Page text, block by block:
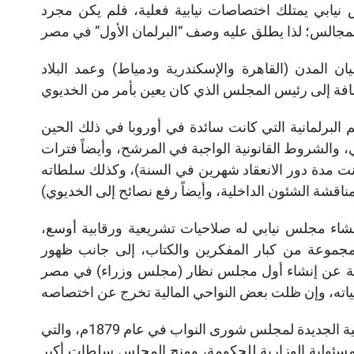
يمتلك اختصاصات نيابية فعلية، فلم يكن مجرد
من قبل أعيان المدن (القاهرة والإسكندرية ودمياط) وعمد البلاد
التي كانت سائدة في أوروبا في ذلك الحين
والشروط القانونية الواجبة في المرشح، وأيضاً فترات
مدة دور الانعقاد شهرين في السنة)، وكذلك سلطاته
مجلس نيابي له صلاحيات تشريعية ورقابية أوسع،
من كبار المفكرين والكتاب، إلى جانب ظهور
عن إنشاء أول مجلس نظار (مجلس وزراء) في مصر
ثم أصبحت الأمور أكثر تطوراً، حينما تم إعداد اللائحة الأساسية الجديدة لمجلس شورى النواب في عام 1879م، والتي
عضواً، وتقرير مبدأ المسئولية الوزارية للحكومة، ومنح المجلس سلطات أكبر